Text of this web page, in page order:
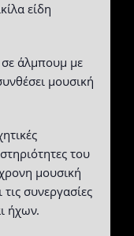
είδη
σε άλμπουμ με
μουσική
του
μουσική
συνεργασίες
ήχων.